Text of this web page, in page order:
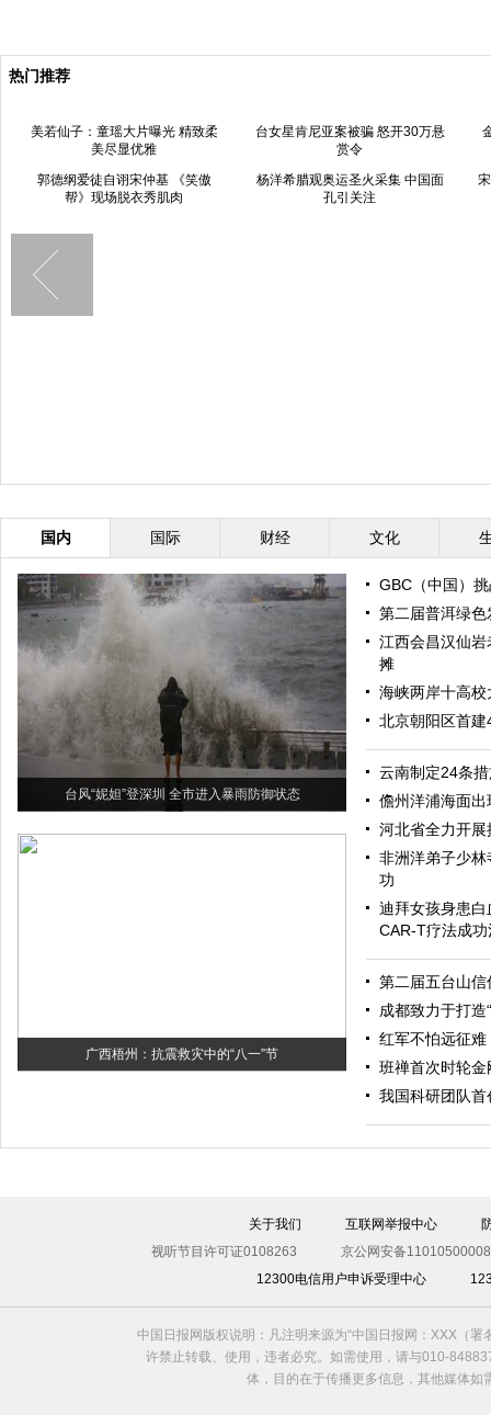
热门推荐
美若仙子：童瑶大片曝光 精致柔
美尽显优雅
台女星肯尼亚案被骗 怒开30万悬
赏令
郭德纲爱徒自诩宋仲基 《笑傲
帮》现场脱衣秀肌肉
杨洋希腊观奥运圣火采集 中国面
孔引关注
国内 国际 财经 文化
台风“妮妲”登深圳 全市进入暴雨防御状态
广西梧州：抗震救灾中的“八一”节
GBC（中国）
第二届普洱绿
江西会昌汉仙
摊
海峡两岸十高
北京朝阳区首建
云南制定24条
儋州洋浦海面出
河北省全力开
非洲洋弟子少
功
迪拜女孩身患
CAR-T疗法成功
第二届五台山
成都致力于打造
红军不怕远征难
班禅首次时轮
我国科研团队首
关于我们 互联网举报中心
视听节目许可证0108263
京公网安备
12300电信用户申诉受理中心
中国日报网版权说明：凡注明来源为“中国日报网：XXX（
许禁止转载、使用，违者必究。如需使用，请与010-
体，目的在于传播更多信息，其他媒体